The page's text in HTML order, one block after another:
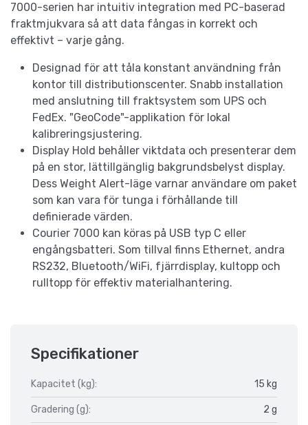
7000-serien har intuitiv integration med PC-baserad
fraktmjukvara så att data fångas in korrekt och
effektivt – varje gång.
Designad för att tåla konstant användning från
kontor till distributionscenter. Snabb installation
med anslutning till fraktsystem som UPS och
FedEx. "GeoCode"-applikation för lokal
kalibreringsjustering.
Display Hold behåller viktdata och presenterar dem
på en stor, lättillgänglig bakgrundsbelyst display.
Dess Weight Alert-läge varnar användare om paket
som kan vara för tunga i förhållande till
definierade värden.
Courier 7000 kan köras på USB typ C eller
engångsbatteri. Som tillval finns Ethernet, andra
RS232, Bluetooth/WiFi, fjärrdisplay, kultopp och
rulltopp för effektiv materialhantering.
Specifikationer
Kapacitet (kg): 15 kg
Gradering (g): 2 g